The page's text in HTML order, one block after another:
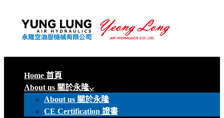
Home 首頁
About us 關於永隆
About us 關於永隆
CE Certification 證書